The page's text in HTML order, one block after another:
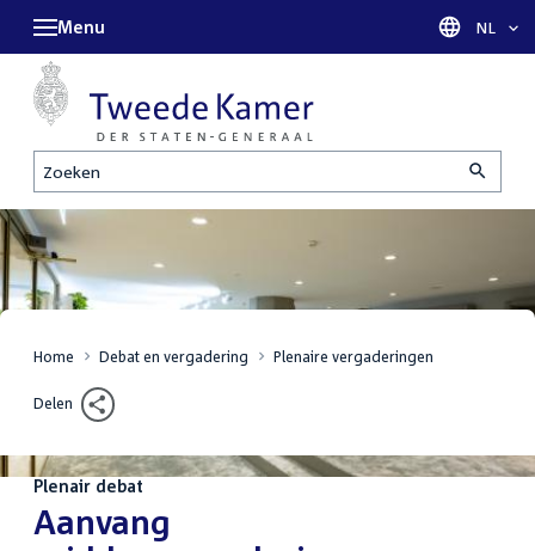
Zoeken
Menu Taal
NL
Home Debat en vergadering Plenaire vergaderingen
Delen
Plenair debat
Aanvang